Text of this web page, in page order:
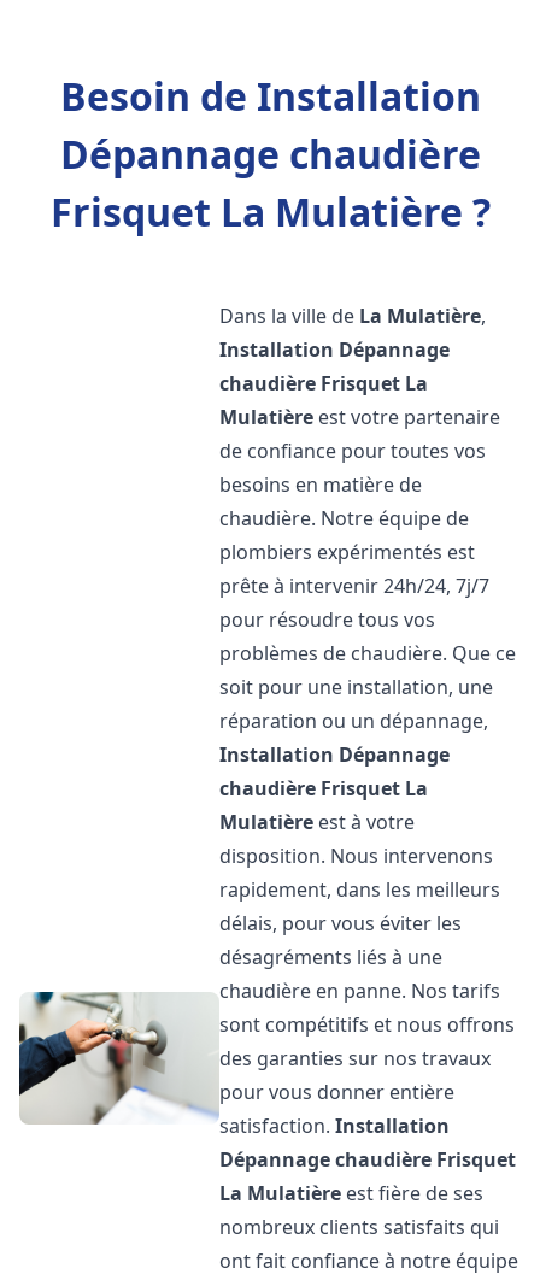
Besoin de Installation
Dépannage chaudière
Frisquet La Mulatière ?
Dans la ville de La Mulatière,
Installation Dépannage
chaudière Frisquet La
Mulatière est votre partenaire
de confiance pour toutes vos
besoins en matière de
chaudière. Notre équipe de
plombiers expérimentés est
prête à intervenir 24h/24, 7j/7
pour résoudre tous vos
problèmes de chaudière. Que ce
soit pour une installation, une
réparation ou un dépannage,
Installation Dépannage
chaudière Frisquet La
Mulatière est à votre
disposition. Nous intervenons
rapidement, dans les meilleurs
délais, pour vous éviter les
désagréments liés à une
chaudière en panne. Nos tarifs
sont compétitifs et nous offrons
des garanties sur nos travaux
pour vous donner entière
satisfaction.Installation
Dépannage chaudière Frisquet
La Mulatière est fière de ses
nombreux clients satisfaits qui
ont fait confiance à notre équipe